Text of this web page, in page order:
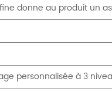
donne au produit un
personnalisée à 3